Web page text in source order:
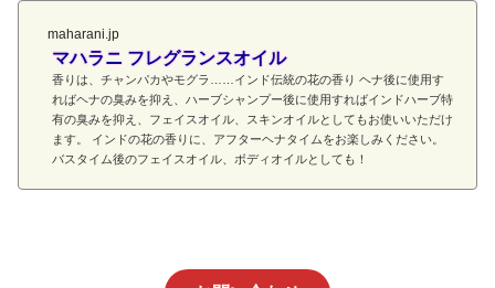
maharani.jp
マハラニ フレグランスオイル
香りは、チャンパカやモグラ……インド伝統の花の香り ヘナ後に使用す
ればヘナの臭みを抑え、ハーブシャンプー後に使用すればインドハーブ特
有の臭みを抑え、フェイスオイル、スキンオイルとしてもお使いいただけ
ます。 インドの花の香りに、アフターヘナタイムをお楽しみください。
バスタイム後のフェイスオイル、ボディオイルとしても！